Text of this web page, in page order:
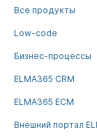
Все продукты
Low-code
Бизнес-процессы
ELMA365 CRM
ELMA365 ECM
Внешний портал